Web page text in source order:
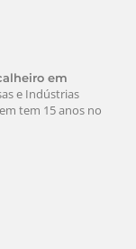
em
e Indústrias
tem 15 anos no